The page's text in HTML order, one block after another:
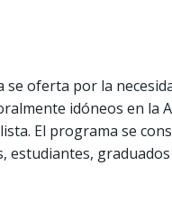
oferta por la
idóneos en la
El programa se
estudiantes,